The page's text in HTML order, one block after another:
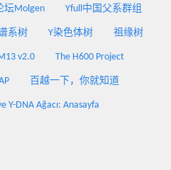
坛Molgen Yfull中国父系群组
系树 Y染色体树 祖缘树
v2.0 The H600 Project
百越一下，你就知道
Y-DNA Ağacı: Anasayfa